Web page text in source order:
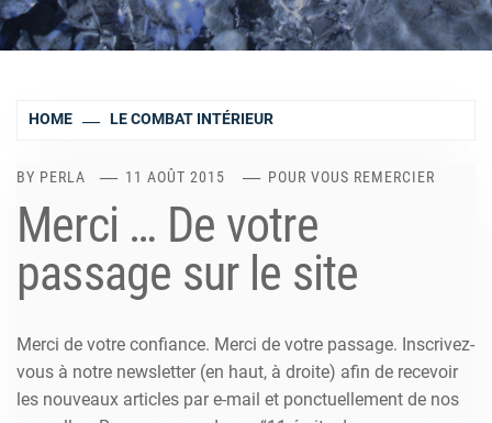
HOME LE COMBAT INTÉRIEUR
BY PERLA 11 AOÛT 2015 POUR VOUS REMERCIER
Merci … De votre
passage sur le site
Merci de votre confiance. Merci de votre passage. Inscrivez-
vous à notre newsletter (en haut, à droite) afin de recevoir
les nouveaux articles par e-mail et ponctuellement de nos